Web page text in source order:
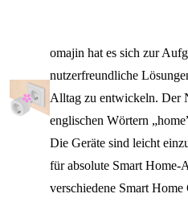
omajin hat es sich zur
nutzerfreundliche
Alltag zu entwickeln. Der
englischen Wörtern
Die Geräte sind leicht
für absolute Smart Home-
verschiedene Smart